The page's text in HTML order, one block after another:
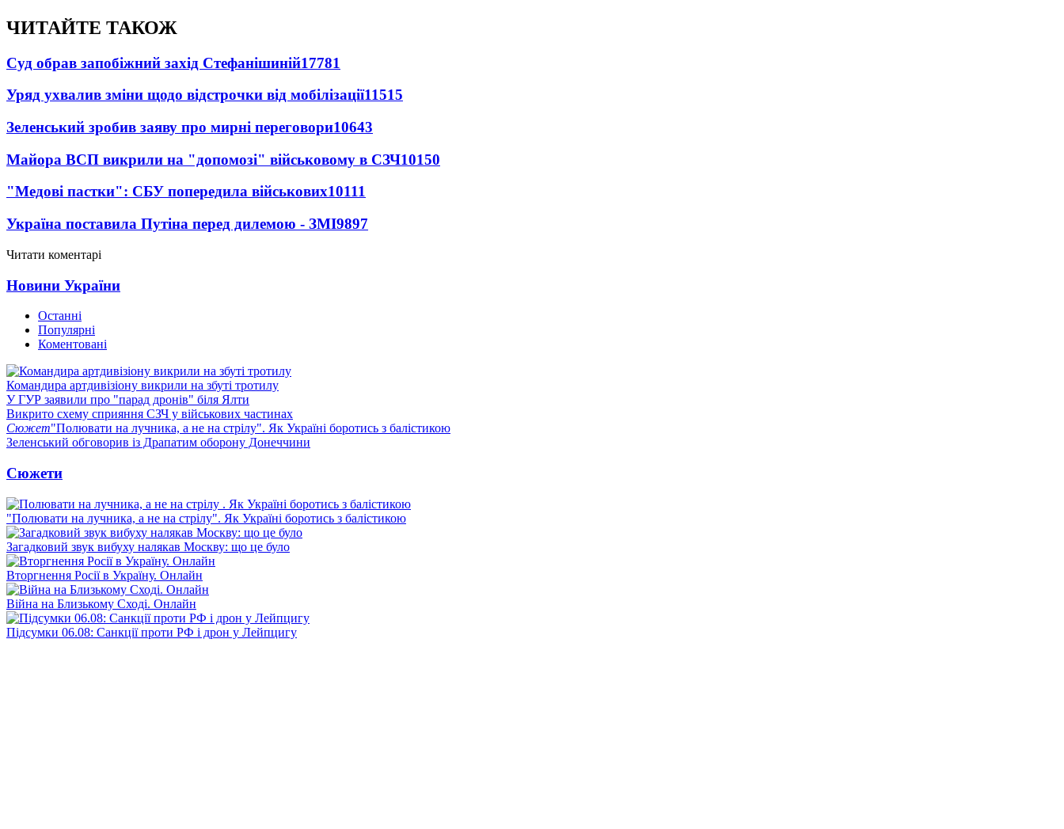
ЧИТАЙТЕ ТАКОЖ
Суд обрав запобіжний захід Стефанішиній17781
Уряд ухвалив зміни щодо відстрочки від мобілізації11515
Зеленський зробив заяву про мирні переговори10643
Майора ВСП викрили на "допомозі" військовому в СЗЧ10150
"Медові пастки": СБУ попередила військових10111
Україна поставила Путіна перед дилемою - ЗМІ9897
Читати коментарі
Новини України
Останні
Популярні
Коментовані
Командира артдивізіону викрили на збуті тротилу
У ГУР заявили про "парад дронів" біля Ялти
Викрито схему сприяння СЗЧ у військових частинах
Сюжет"Полювати на лучника, а не на стрілу". Як Україні боротись з балістикою
Зеленський обговорив із Драпатим оборону Донеччини
Сюжети
"Полювати на лучника, а не на стрілу". Як Україні боротись з балістикою
Загадковий звук вибуху налякав Москву: що це було
Вторгнення Росії в Україну. Онлайн
Війна на Близькому Сході. Онлайн
Підсумки 06.08: Санкції проти РФ і дрон у Лейпцигу